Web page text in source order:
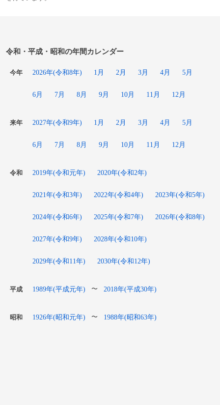
令和・平成・昭和の年間カレンダー
今年 2026年(令和8年) 1月 2月 3月 4月 5月
6月 7月 8月 9月 10月 11月 12月
来年 2027年(令和9年) 1月 2月 3月 4月 5月
6月 7月 8月 9月 10月 11月 12月
令和 2019年(令和元年) 2020年(令和2年)
2021年(令和3年) 2022年(令和4年) 2023年(令和5年)
2024年(令和6年) 2025年(令和7年) 2026年(令和8年)
2027年(令和9年) 2028年(令和10年)
2029年(令和11年) 2030年(令和12年)
平成 1989年(平成元年) 〜 2018年(平成30年)
昭和 1926年(昭和元年) 〜 1988年(昭和63年)